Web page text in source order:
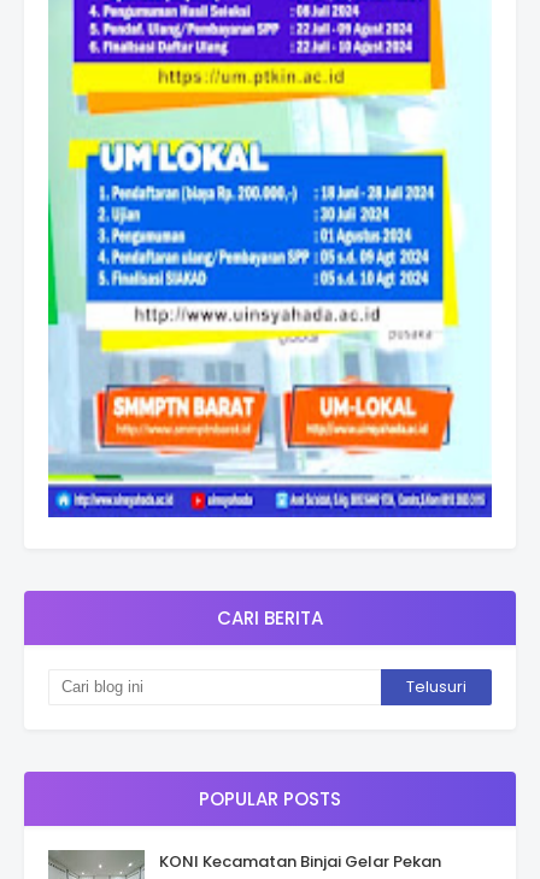
CARI BERITA
POPULAR POSTS
KONI Kecamatan Binjai Gelar Pekan